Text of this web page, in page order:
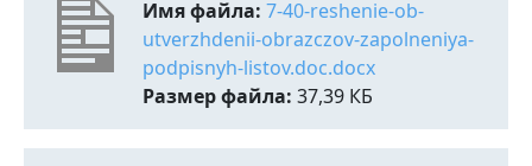
Имя файла: 7-40-reshenie-ob-
utverzhdenii-obrazczov-zapolneniya-
podpisnyh-listov.doc.docx
Размер файла: 37,39 КБ